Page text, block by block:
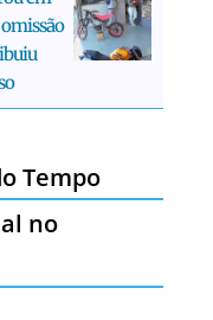
Tempo
no